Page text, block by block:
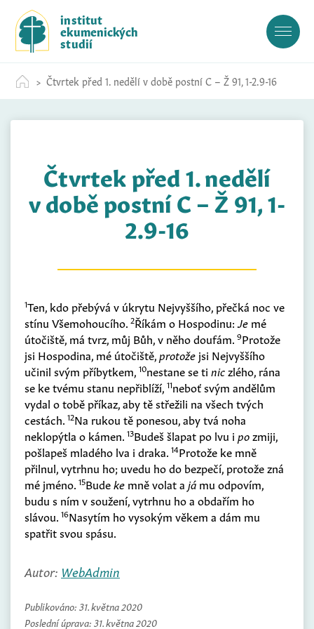
c
institut
ekumenických
studií
Čtvrtek před 1. nedělí v době postní C – Ž 91, 1-2.9-16
Čtvrtek před 1. nedělí
v době postní C – Ž 91, 1-
2.9-16
1Ten, kdo přebývá v úkrytu Nejvyššího, přečká noc ve
stínu Všemohoucího. 2Říkám o Hospodinu: Je mé
útočiště, má tvrz, můj Bůh, v něho doufám. 9Protože
jsi Hospodina, mé útočiště,protože jsi Nejvyššího
učinil svým příbytkem, 10nestane se ti niczlého, rána
se ke tvému stanu nepřiblíží, 11neboť svým andělům
vydal o tobě příkaz, aby tě střežili na všech tvých
cestách. 12Na rukou tě ponesou, aby tvá noha
neklopýtla o kámen. 13Budeš šlapat po lvu i pozmiji,
pošlapeš mladého lva i draka. 14Protože ke mně
přilnul, vytrhnu ho; uvedu ho do bezpečí, protože zná
mé jméno. 15Budeke mně volat a já mu odpovím,
budu s ním v soužení, vytrhnu ho a obdařím ho
slávou. 16Nasytím ho vysokým věkem a dám mu
spatřit svou spásu.
Autor: WebAdmin
Publikováno: 31. května 2020
Poslední úprava: 31. května 2020